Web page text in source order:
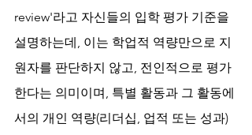
review'라고 자신들의 입학 평가 기준을
설명하는데, 이는 학업적 역량만으로 지
원자를 판단하지 않고, 전인적으로 평가
한다는 의미이며, 특별 활동과 그 활동에
서의 개인 역량(리더십, 업적 또는 성과)